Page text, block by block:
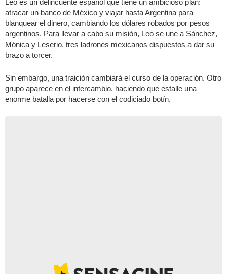
atracar un banco de México y viajar hasta Argentina para
blanquear el dinero, cambiando los dólares robados por pesos
argentinos. Para llevar a cabo su misión, Leo se une a Sánchez,
Mónica y Leserio, tres ladrones mexicanos dispuestos a dar su
brazo a torcer.
Sin embargo, una traición cambiará el curso de la operación. Otro
grupo aparece en el intercambio, haciendo que estalle una
enorme batalla por hacerse con el codiciado botín.